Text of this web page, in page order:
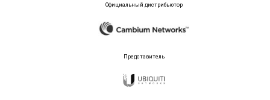
Официальный дистрибьютор
Представитель